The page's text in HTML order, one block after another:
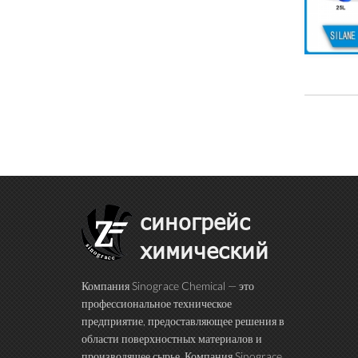
синогрейс
химический
Компания Sinograce Chemical — это
профессиональное техническое
предприятие, предоставляющее решения в
области поверхностных материалов и